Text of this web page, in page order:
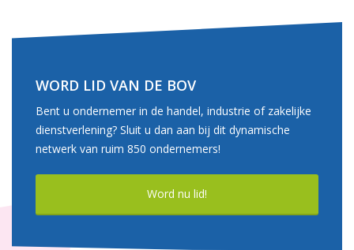
WORD LID VAN DE BOV
Bent u ondernemer in de handel, industrie of zakelijke
dienstverlening? Sluit u dan aan bij dit dynamische
netwerk van ruim 850 ondernemers!
Word nu lid!